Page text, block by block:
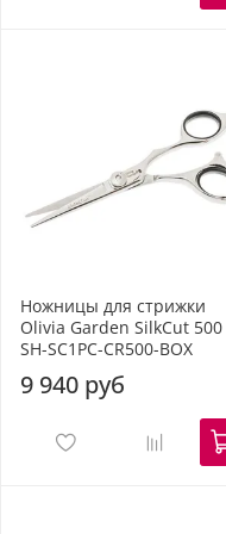
Ножницы для стрижки
Olivia Garden SilkCut 500
SH-SC1PC-CR500-BOX
9 940 руб